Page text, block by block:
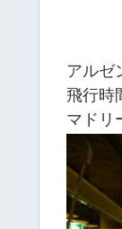
アルゼ
飛行時
マドリ